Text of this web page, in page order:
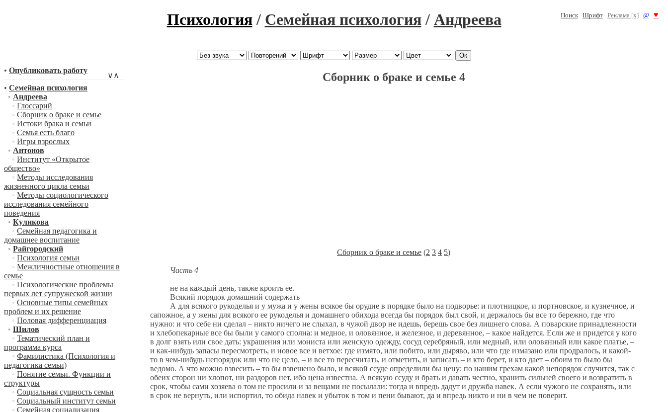
Поиск Шрифт Реклама [x] @ ♥
Психология/ Семейная психология/ Андреева
∨ ∧
• Опубликовать работу
• Семейная психология
• Андреева
• Глоссарий
• Сборник о браке и семье
• Истоки брака и семьи
• Семья есть благо
• Игры взрослых
• Антонов
• Институт «Открытое
общество»
• Методы исследования
жизненного цикла семьи
• Методы социологического
исследования семейного
поведения
• Куликова
• Семейная педагогика и
домашнее воспитание
• Райгородский
• Психология семьи
• Межличностные отношения в
семье
• Психологические проблемы
первых лет супружеской жизни
• Основные типы семейных
проблем и их решение
• Половая дифференциация
• Шилов
• Тематический план и
программа курса
• Фамилистика (Психология и
педагогика семьи)
• Понятие семьи. Функции и
структуры
• Социальная сущность семьи
• Социальный институт семьи
• Семейная социализация
Сборник о браке и семье 4
Сборник о браке и семье (2 3 4 5)
Часть 4
не на каждый день, также кроить ее.
Всякий порядок домашний содержать
А для всякого рукоделья и у мужа и у жены всякое бы орудие в порядке было на подворье: и плотницкое, и портновское, и кузнечное, и
сапожное, а у жены для всякого ее рукоделья и домашнего обихода всегда бы порядок был свой, и держалось бы все то бережно, где что
нужно: и что себе ни сделал – никто ничего не слыхал, в чужой двор не идешь, берешь свое без лишнего слова. А поварские принадлежности
и хлебопекарные все бы были у самого сполна: и медное, и оловянное, и железное, и деревянное, – какое найдется. Если же и придется у кого
в долг взять или свое дать: украшения или мониста или женскую одежду, сосуд серебряный, или медный, или оловянный или какое платье, –
и как-нибудь запасы пересмотреть, и новое все и ветхое: где измято, или побито, или дыряво, или что где измазано или продралось, и какой-
то в чем-нибудь непорядок или что не цело, – и все то пересчитать, и отметить, и записать – и кто берет, и кто дает – обоим то было бы
ведомо. А что можно взвесить – то бы взвешено было, и всякой ссуде определили бы цену: по нашим грехам какой непорядок случится, так с
обеих сторон ни хлопот, ни раздоров нет, ибо цена известна. А всякую ссуду и брать и давать честно, хранить сильней своего и возвратить в
срок, чтобы сами хозяева о том не просили и за вещами не посылали: тогда и впредь дадут и дружба навек. А если чужого не сохранять, или
в срок не вернуть, или испортил, то обида навек и убыток в том и пени бывают, да и впредь никто и ни в чем не поверит.